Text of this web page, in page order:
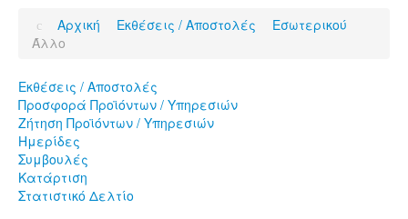
Αρχική
Εκθέσεις / Αποστολές
Εσωτερικού
Άλλο
Εκθέσεις / Αποστολές
Προσφορά Προϊόντων / Υπηρεσιών
Ζήτηση Προϊόντων / Υπηρεσιών
Ημερίδες
Συμβουλές
Κατάρτιση
Στατιστικό Δελτίο